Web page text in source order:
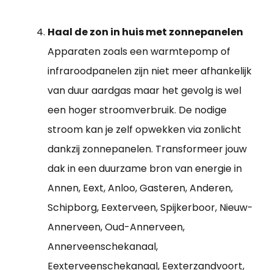
Haal de zon in huis met zonnepanelen
Apparaten zoals een warmtepomp of
infraroodpanelen zijn niet meer afhankelijk
van duur aardgas maar het gevolg is wel
een hoger stroomverbruik. De nodige
stroom kan je zelf opwekken via zonlicht
dankzij zonnepanelen. Transformeer jouw
dak in een duurzame bron van energie in
Annen, Eext, Anloo, Gasteren, Anderen,
Schipborg, Eexterveen, Spijkerboor, Nieuw-
Annerveen, Oud-Annerveen,
Annerveenschekanaal,
Eexterveenschekanaal, Eexterzandvoort,